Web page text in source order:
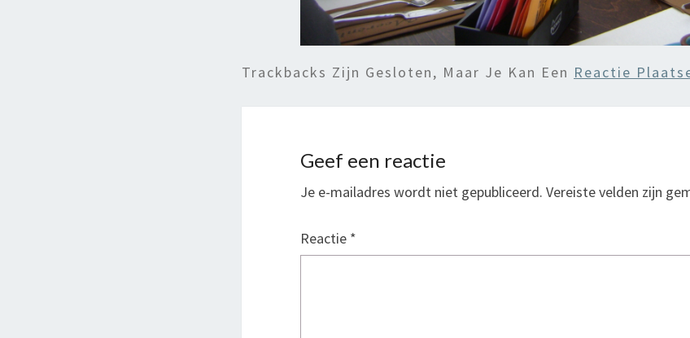
Trackbacks Zijn Gesloten, Maar Je Kan Een Reactie
Geef een reactie
Je e-mailadres wordt niet gepubliceerd. Vereiste velden zijn
Reactie *